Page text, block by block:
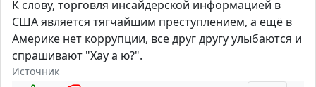
К слову, торговля инсайдерской информацией в
США является тягчайшим преступлением, а ещё в
Америке нет коррупции, все друг другу улыбаются и
спрашивают "Хау а ю?".
Источник